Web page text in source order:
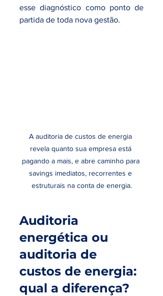
esse diagnóstico como ponto de
partida de toda nova gestão.
A auditoria de custos de energia
revela quanto sua empresa está
pagando a mais, e abre caminho para
savings imediatos, recorrentes e
estruturais na conta de energia.
Auditoria
energética ou
auditoria de
custos de energia:
qual a diferença?